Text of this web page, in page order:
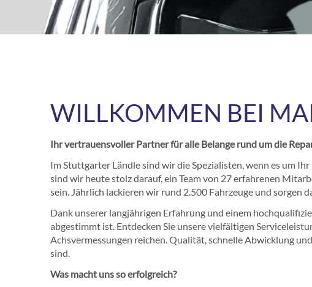
WILLKOMMEN BEI
Ihr vertrauensvoller Partner für alle Belange rund um die
Im Stuttgarter Ländle sind wir die Spezialisten, wenn es um
sind wir heute stolz darauf, ein Team von 27 erfahrenen
sein. Jährlich lackieren wir rund 2.500 Fahrzeuge und sorgen
Dank unserer langjährigen Erfahrung und einem
abgestimmt ist. Entdecken Sie unsere vielfältigen
Achsvermessungen reichen. Qualität, schnelle Abwicklung
sind.
Was macht uns so erfolgreich?